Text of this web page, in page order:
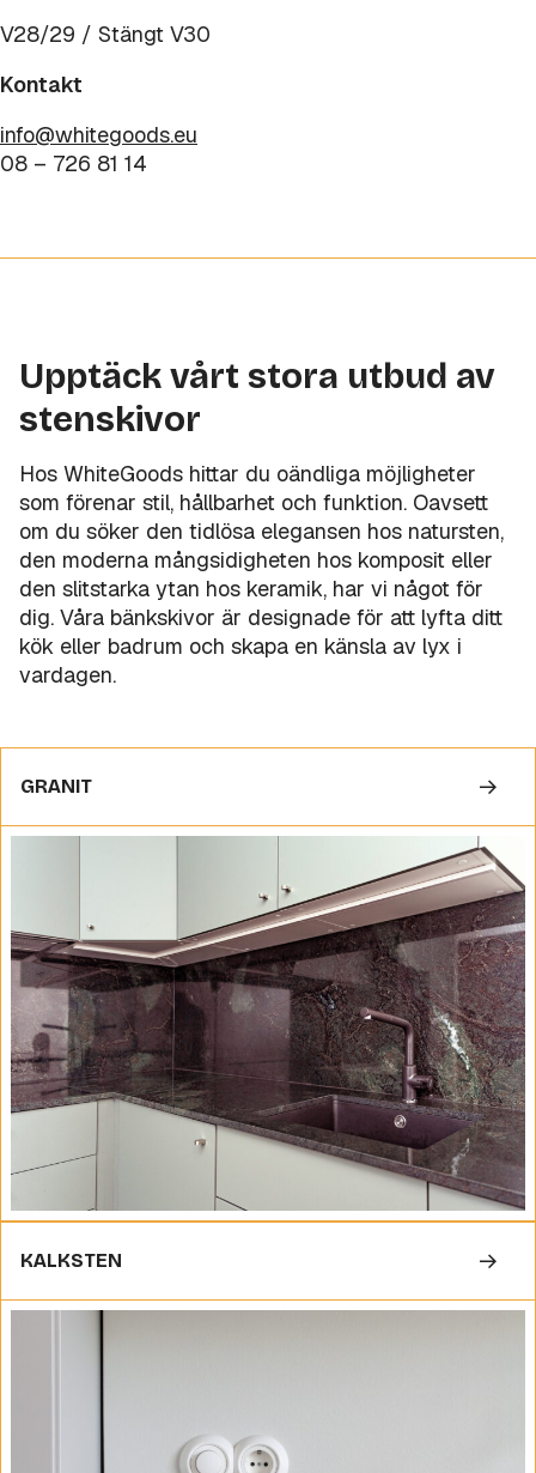
V28/29 / Stängt V30
Kontakt
info@whitegoods.eu
08 – 726 81 14
Upptäck vårt stora utbud av
stenskivor
Hos WhiteGoods hittar du oändliga möjligheter
som förenar stil, hållbarhet och funktion. Oavsett
om du söker den tidlösa elegansen hos natursten,
den moderna mångsidigheten hos komposit eller
den slitstarka ytan hos keramik, har vi något för
dig. Våra bänkskivor är designade för att lyfta ditt
kök eller badrum och skapa en känsla av lyx i
vardagen.
GRANIT
KALKSTEN